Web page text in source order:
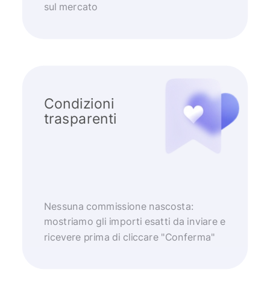
sul mercato
Condizioni
trasparenti
Nessuna commissione nascosta:
mostriamo gli importi esatti da inviare e
ricevere prima di cliccare "Conferma"